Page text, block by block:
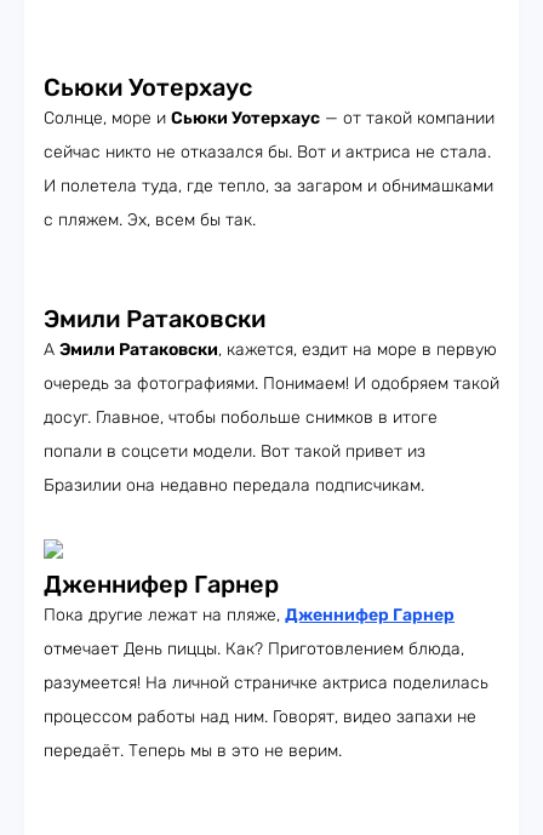
Сьюки Уотерхаус
Солнце, море и Сьюки Уотерхаус — от такой компании
сейчас никто не отказался бы. Вот и актриса не стала.
И полетела туда, где тепло, за загаром и обнимашками
с пляжем. Эх, всем бы так.
Эмили Ратаковски
А Эмили Ратаковски, кажется, ездит на море в первую
очередь за фотографиями. Понимаем! И одобряем такой
досуг. Главное, чтобы побольше снимков в итоге
попали в соцсети модели. Вот такой привет из
Бразилии она недавно передала подписчикам.
Дженнифер Гарнер
Пока другие лежат на пляже, Дженнифер Гарнер
отмечает День пиццы. Как? Приготовлением блюда,
разумеется! На личной страничке актриса поделилась
процессом работы над ним. Говорят, видео запахи не
передаёт. Теперь мы в это не верим.